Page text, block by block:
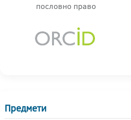
пословно право
Предмети